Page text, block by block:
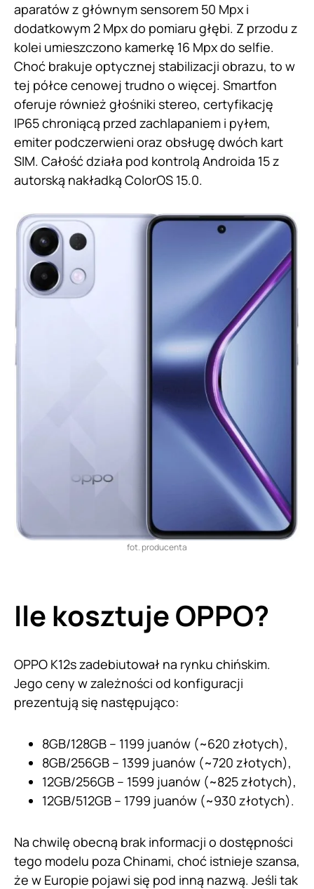
aparatów z głównym sensorem 50 Mpx i
dodatkowym 2 Mpx do pomiaru głębi. Z przodu z
kolei umieszczono kamerkę 16 Mpx do selfie.
Choć brakuje optycznej stabilizacji obrazu, to w
tej półce cenowej trudno o więcej. Smartfon
oferuje również głośniki stereo, certyfikację
IP65 chroniącą przed zachlapaniem i pyłem,
emiter podczerwieni oraz obsługę dwóch kart
SIM. Całość działa pod kontrolą Androida 15 z
autorską nakładką ColorOS 15.0.
fot. producenta
Ile kosztuje OPPO?
OPPO K12s zadebiutował na rynku chińskim.
Jego ceny w zależności od konfiguracji
prezentują się następująco:
8GB/128GB – 1199 juanów (~620 złotych),
8GB/256GB – 1399 juanów (~720 złotych),
12GB/256GB – 1599 juanów (~825 złotych),
12GB/512GB – 1799 juanów (~930 złotych).
Na chwilę obecną brak informacji o dostępności
tego modelu poza Chinami, choć istnieje szansa,
że w Europie pojawi się pod inną nazwą. Jeśli tak